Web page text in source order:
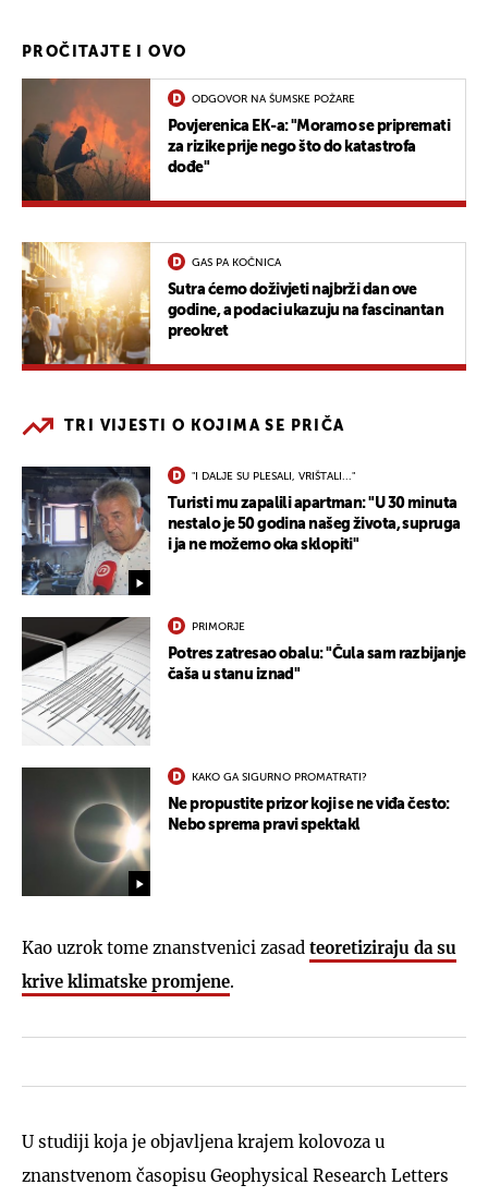
PROČITAJTE I OVO
ODGOVOR NA ŠUMSKE POŽARE
Povjerenica EK-a: "Moramo se pripremati
za rizike prije nego što do katastrofa
dođe"
GAS PA KOČNICA
Sutra ćemo doživjeti najbrži dan ove
godine, a podaci ukazuju na fascinantan
preokret
TRI VIJESTI O KOJIMA SE PRIČA
"I DALJE SU PLESALI, VRIŠTALI..."
Turisti mu zapalili apartman: "U 30 minuta
nestalo je 50 godina našeg života, supruga
i ja ne možemo oka sklopiti"
PRIMORJE
Potres zatresao obalu: "Čula sam razbijanje
čaša u stanu iznad"
KAKO GA SIGURNO PROMATRATI?
Ne propustite prizor koji se ne viđa često:
Nebo sprema pravi spektakl
Kao uzrok tome znanstvenici zasad teoretiziraju da su
krive klimatske promjene.
U studiji koja je objavljena krajem kolovoza u
znanstvenom časopisu Geophysical Research Letters